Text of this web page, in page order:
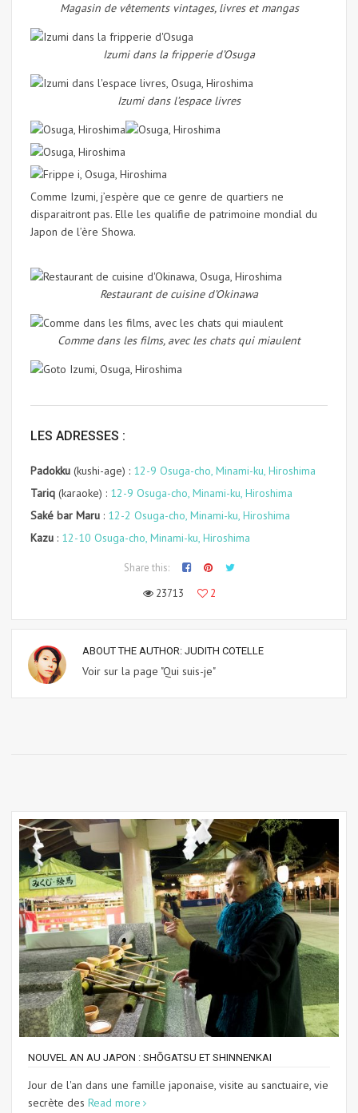
Magasin de vêtements vintages, livres et mangas
Izumi dans la fripperie d’Osuga
Izumi dans l’espace livres
Comme Izumi, j’espère que ce genre de quartiers ne
disparaitront pas. Elle les qualifie de patrimoine mondial du
Japon de l’ère Showa.
Restaurant de cuisine d’Okinawa
Comme dans les films, avec les chats qui miaulent
LES ADRESSES :
Padokku (kushi-age) : 12-9 Osuga-cho, Minami-ku, Hiroshima
Tariq (karaoke) : 12-9 Osuga-cho, Minami-ku, Hiroshima
Saké bar Maru : 12-2 Osuga-cho, Minami-ku, Hiroshima
Kazu : 12-10 Osuga-cho, Minami-ku, Hiroshima
Share this:
23713
2
ABOUT THE AUTHOR: JUDITH COTELLE
Voir sur la page "Qui suis-je"
NOUVEL AN AU JAPON : SHŌGATSU ET SHINNENKAI
Jour de l'an dans une famille japonaise, visite au sanctuaire, vie
secrète des Read more